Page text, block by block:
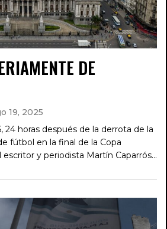
DE
19, 2025
24 horas después de la derrota de la
fútbol en la final de la Copa
y periodista Martín Caparrós…